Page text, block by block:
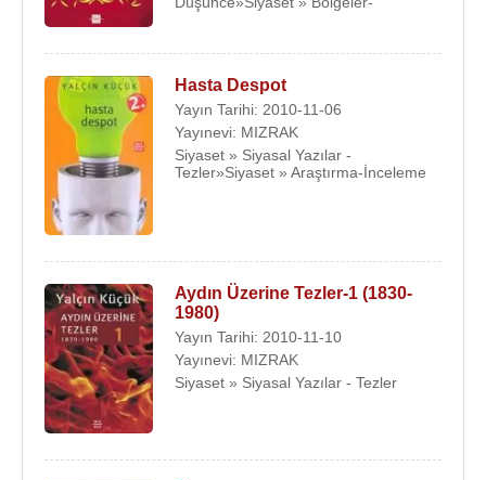
Hasta Despot
Yayın Tarihi: 2010-11-06
Yayınevi: MIZRAK
Siyaset » Siyasal Yazılar -
Tezler»Siyaset » Araştırma-İnceleme
Aydın Üzerine Tezler-1 (1830-
1980)
Yayın Tarihi: 2010-11-10
Yayınevi: MIZRAK
Siyaset » Siyasal Yazılar - Tezler